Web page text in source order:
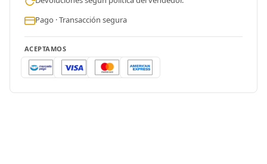
Pago · Transacción segura
ACEPTAMOS